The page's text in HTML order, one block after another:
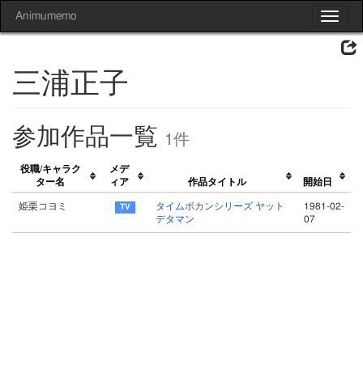
Toggle
Animumemo
三浦正子
参加作品一覧 1件
役職/キャラク
ター名
メデ
ィア
作品タイトル 開始日
姫栗コヨミ
タイムボカンシリーズ ヤット
デタマン
1981-02-
07